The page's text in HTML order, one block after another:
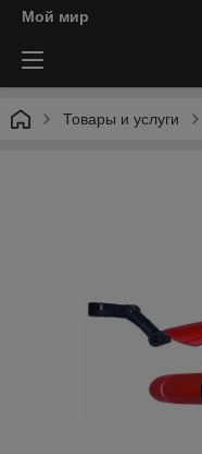
Мой мир
Товары и услуги